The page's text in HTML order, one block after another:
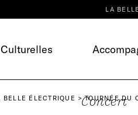
LA
BELLE ÉLECTRIQUE TOURNÉE DU
Concert